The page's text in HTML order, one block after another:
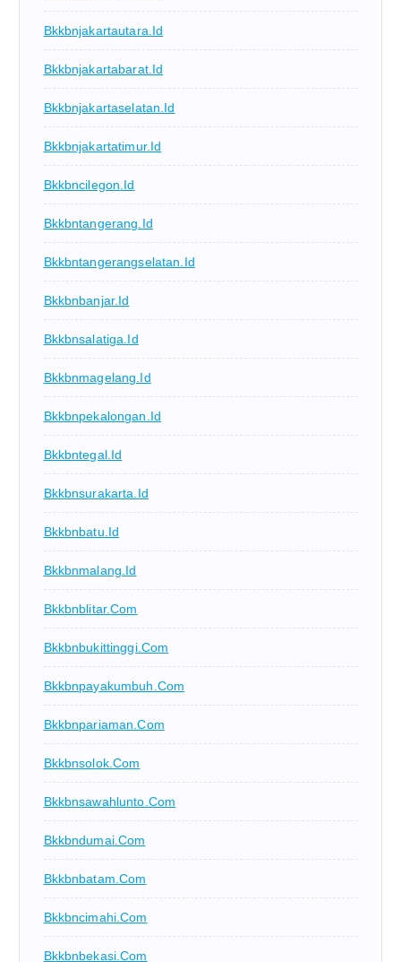
Bkkbnjakartautara.id
Bkkbnjakartabarat.id
Bkkbnjakartaselatan.id
Bkkbnjakartatimur.id
Bkkbncilegon.id
Bkkbntangerang.id
Bkkbntangerangselatan.id
Bkkbnbanjar.id
Bkkbnsalatiga.id
Bkkbnmagelang.id
Bkkbnpekalongan.id
Bkkbntegal.id
Bkkbnsurakarta.id
Bkkbnbatu.id
Bkkbnmalang.id
Bkkbnblitar.com
Bkkbnbukittinggi.com
Bkkbnpayakumbuh.com
Bkkbnpariaman.com
Bkkbnsolok.com
Bkkbnsawahlunto.com
Bkkbndumai.com
Bkkbnbatam.com
Bkkbncimahi.com
Bkkbnbekasi.com